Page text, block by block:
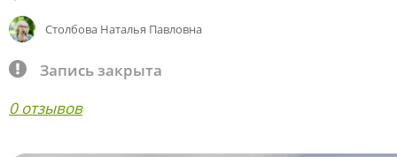
Столбова Наталья Павловна
Запись закрыта
0 отзывов